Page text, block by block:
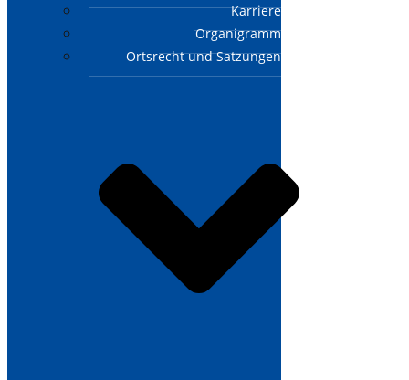
Karriere
Organigramm
Ortsrecht und Satzungen